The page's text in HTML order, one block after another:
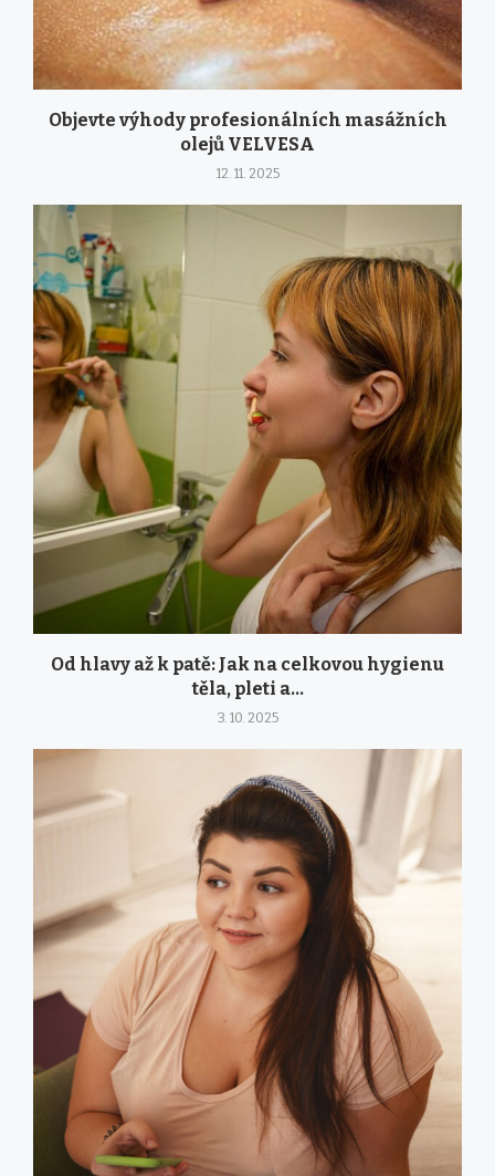
Objevte výhody profesionálních masážních
olejů VELVESA
12. 11. 2025
Od hlavy až k patě: Jak na celkovou hygienu
těla, pleti a...
3. 10. 2025